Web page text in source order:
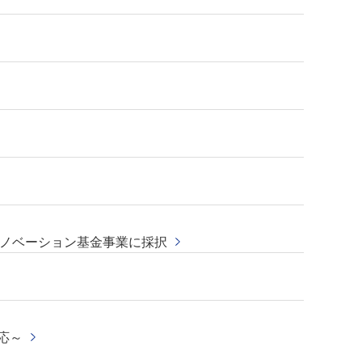
ベーション基金事業に採択
～